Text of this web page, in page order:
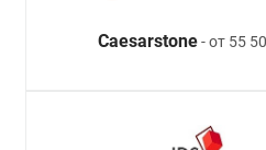
Caesarstone- от 55